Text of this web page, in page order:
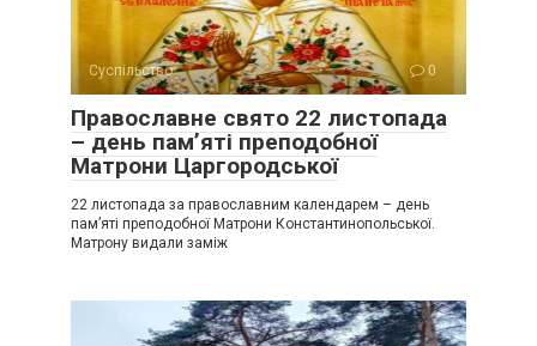
Суспільство 0
Православне свято 22 листопада
– день пам’яті преподобної
Матрони Царгородської
22 листопада за православним календарем – день
пам’яті преподобної Матрони Константинопольської.
Матрону видали заміж